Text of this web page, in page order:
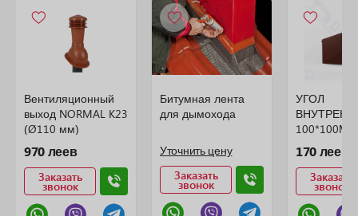
Вентиляционный
выход NORMAL K23
(Ø110 мм)
970 леев
Заказать
звонок
Битумная лента
для дымохода
Уточнить цену
Заказать
звонок
УГОЛ
100*100ММ
170 леев
Заказать
звонок